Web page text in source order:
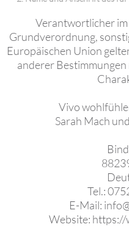
Verantwortlicher
Grundverordnung,
Europäischen Union
anderer
Vivo
Sarah Mach
Tel.:
E-Mail:
Website: https://